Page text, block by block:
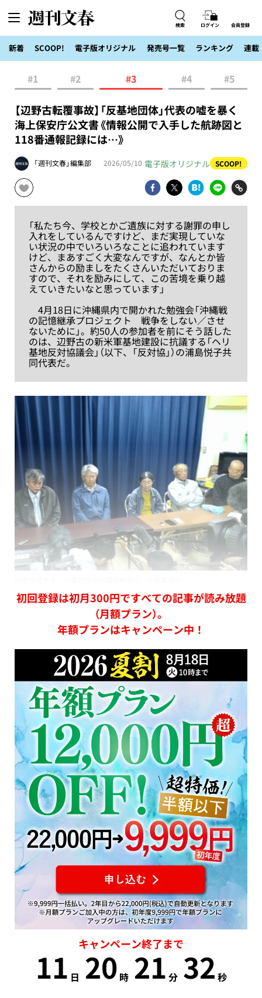
検索 ログイン 会員登録
新着 SCOOP! 電子版オリジナル 発売号一覧 ランキング 連載
#1 #2 #3 #4 #5
【辺野古転覆事故】「反基地団体」代表の嘘を暴く
海上保安庁公文書《情報公開で入手した航跡図と
118番通報記録には…》
「週刊文春」編集部 2026/05/10 電子版オリジナル SCOOP!
「私たち今、学校とかご遺族に対する謝罪の申し
入れをしているんですけど、まだ実現していな
い状況の中でいろいろなことに追われています
けど、まあすごく大変なんですが、なんとか皆
さんからの励ましをたくさんいただいておりま
すので、それを励みにして、この苦境を乗り越
えていきたいなと思っています」
4月18日に沖縄県内で開かれた勉強会「沖縄戦
の記憶継承プロジェクト 戦争をしない／させ
ないために」。約50人の参加者を前にそう話した
のは、辺野古の新米軍基地建設に抗議する「ヘリ
基地反対協議会」（以下、「反対協」）の浦島悦子共
同代表だ。
初回登録は初月300円ですべての記事が読み放題
（月額プラン）。
年額プランはキャンペーン中！
キャンペーン終了まで
11 日 20 時 21 分 31 秒